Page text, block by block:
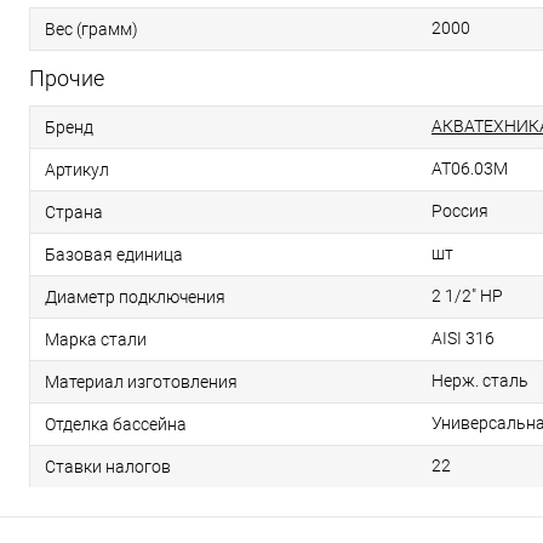
Вес (грамм) 2000
Прочие
Бренд
Артикул AT06.03M
Страна Россия
Базовая единица шт
Диаметр подключения 2 1/2" НР
Марка стали AISI 316
Материал изготовления Нерж. сталь
Отделка бассейна
Ставки налогов 22